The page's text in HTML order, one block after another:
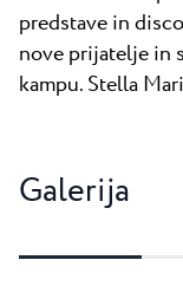
predstave in
nove prijatelje in
kampu. Stella
Galerija